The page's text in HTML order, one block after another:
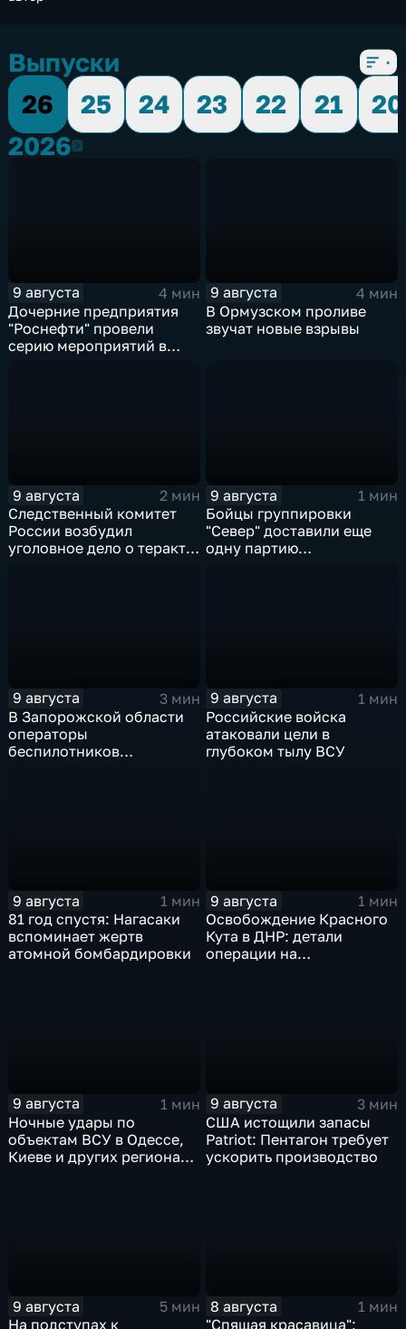
Выпуски
26
25 24 23 22 21
20
20262026
9 августа
4 мин
Дочерние предприятия
"Роснефти" провели
серию мероприятий в
9 августа
4 мин
В Ормузском проливе
звучат новые взрывы
9 августа
2 мин
Следственный комитет
России возбудил
уголовное дело о теракте
9 августа
1 мин
Бойцы группировки
"Север" доставили еще
одну партию
9 августа
3 мин
В Запорожской области
операторы
беспилотников
9 августа
1 мин
Российские войска
атаковали цели в
глубоком тылу ВСУ
9 августа
1 мин
81 год спустя: Нагасаки
вспоминает жертв
атомной бомбардировки
9 августа
1 мин
Освобождение Красного
Кута в ДНР: детали
операции на
9 августа
1 мин
Ночные удары по
объектам ВСУ в Одессе,
Киеве и других регионах
9 августа
3 мин
США истощили запасы
Patriot: Пентагон требует
ускорить производство
9 августа
5 мин
На подступах к
8 августа
1 мин
"Спящая красавица":